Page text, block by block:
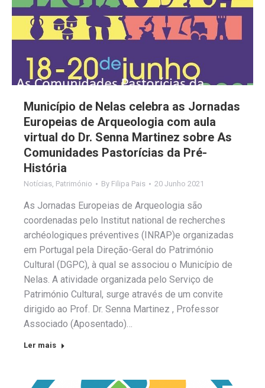
Município de Nelas celebra as Jornadas
Europeias de Arqueologia com aula
virtual do Dr. Senna Martinez sobre As
Comunidades Pastorícias da Pré-
História
Notícias, Património By Filipa Pais 20 Junho 2021
As Jornadas Europeias de Arqueologia são
coordenadas pelo Institut national de recherches
archéologiques préventives (INRAP)e organizadas
em Portugal pela Direção-Geral do Património
Cultural (DGPC), à qual se associou o Município de
Nelas. A atividade organizada pelo Serviço de
Património Cultural, surge através de um convite
dirigido ao Prof. Dr. Senna Martinez , Professor
Associado (Aposentado)…
Ler mais